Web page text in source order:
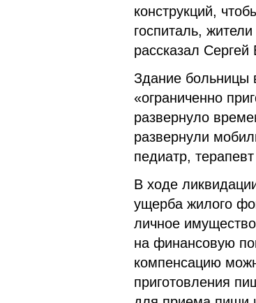
конструкций,
госпиталь,
рассказал Сергей
Здание больницы
«ограниченно
развернуло
развернули
педиатр, терапевт
В ходе
ущерба жилого
личное
на финансовую
компенсацию
приготовления